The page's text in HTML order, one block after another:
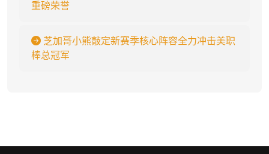
重磅荣誉
芝加哥小熊敲定新赛季核心阵容全力冲击美职
棒总冠军